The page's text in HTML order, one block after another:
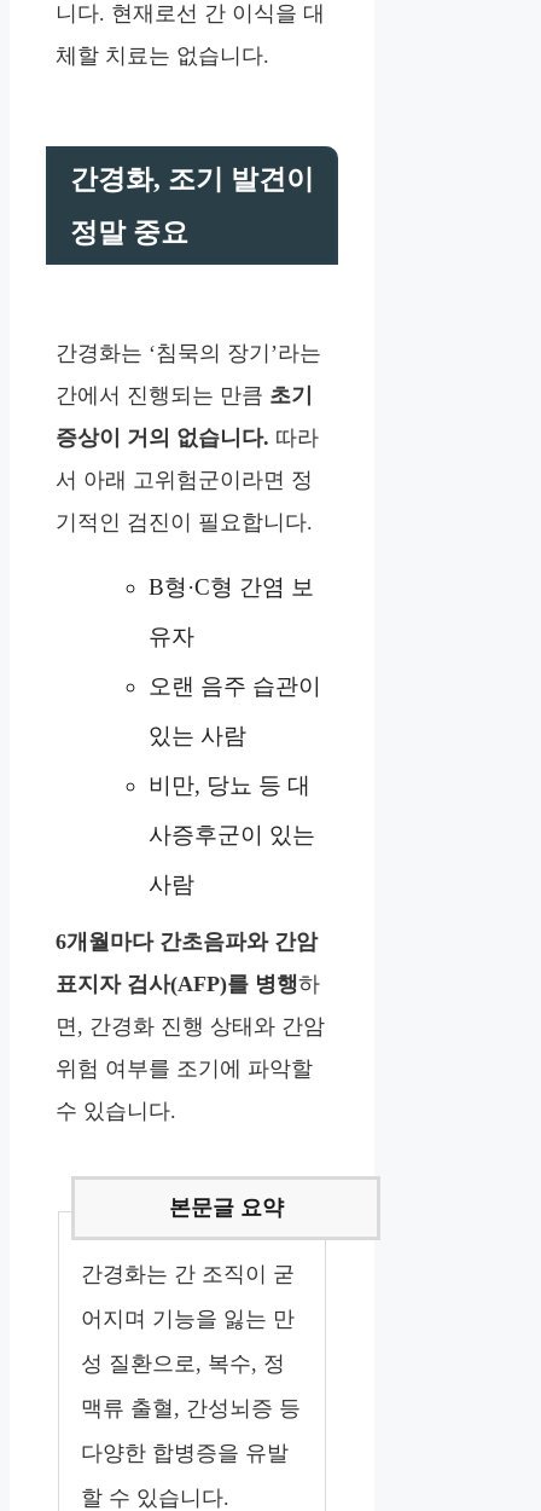
니다. 현재로선 간 이식을 대
체할 치료는 없습니다.
간경화, 조기 발견이
정말 중요
간경화는 ‘침묵의 장기’라는
간에서 진행되는 만큼 초기
증상이 거의 없습니다. 따라
서 아래 고위험군이라면 정
기적인 검진이 필요합니다.
B형·C형 간염 보
유자
오랜 음주 습관이
있는 사람
비만, 당뇨 등 대
사증후군이 있는
사람
6개월마다 간초음파와 간암
표지자 검사(AFP)를 병행하
면, 간경화 진행 상태와 간암
위험 여부를 조기에 파악할
수 있습니다.
간경화는 간 조직이 굳
어지며 기능을 잃는 만
성 질환으로, 복수, 정
맥류 출혈, 간성뇌증 등
다양한 합병증을 유발
할 수 있습니다.